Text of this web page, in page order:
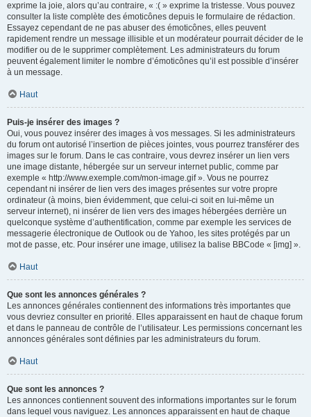
exprime la joie, alors qu’au contraire, « :( » exprime la tristesse. Vous pouvez
consulter la liste complète des émoticônes depuis le formulaire de rédaction.
Essayez cependant de ne pas abuser des émoticônes, elles peuvent
rapidement rendre un message illisible et un modérateur pourrait décider de le
modifier ou de le supprimer complètement. Les administrateurs du forum
peuvent également limiter le nombre d’émoticônes qu’il est possible d’insérer
à un message.
Haut
Puis-je insérer des images ?
Oui, vous pouvez insérer des images à vos messages. Si les administrateurs
du forum ont autorisé l’insertion de pièces jointes, vous pourrez transférer des
images sur le forum. Dans le cas contraire, vous devrez insérer un lien vers
une image distante, hébergée sur un serveur internet public, comme par
exemple « http://www.exemple.com/mon-image.gif ». Vous ne pourrez
cependant ni insérer de lien vers des images présentes sur votre propre
ordinateur (à moins, bien évidemment, que celui-ci soit en lui-même un
serveur internet), ni insérer de lien vers des images hébergées derrière un
quelconque système d’authentification, comme par exemple les services de
messagerie électronique de Outlook ou de Yahoo, les sites protégés par un
mot de passe, etc. Pour insérer une image, utilisez la balise BBCode « [img] ».
Haut
Que sont les annonces générales ?
Les annonces générales contiennent des informations très importantes que
vous devriez consulter en priorité. Elles apparaissent en haut de chaque forum
et dans le panneau de contrôle de l’utilisateur. Les permissions concernant les
annonces générales sont définies par les administrateurs du forum.
Haut
Que sont les annonces ?
Les annonces contiennent souvent des informations importantes sur le forum
dans lequel vous naviguez. Les annonces apparaissent en haut de chaque